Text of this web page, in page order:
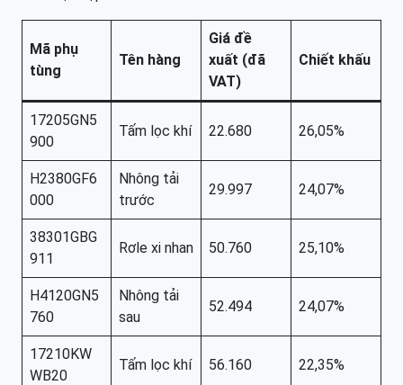
Mã phụ
tùng
Tên hàng
Giá đề
xuất (đã
VAT)
Chiết khấu
17205GN5
900
Tấm lọc khí 22.680 26,05%
H2380GF6
000
Nhông tải
trước
29.997 24,07%
38301GBG
911
Rơle xi nhan 50.760 25,10%
H4120GN5
760
Nhông tải
sau
52.494 24,07%
17210KW
WB20
Tấm lọc khí 56.160 22,35%